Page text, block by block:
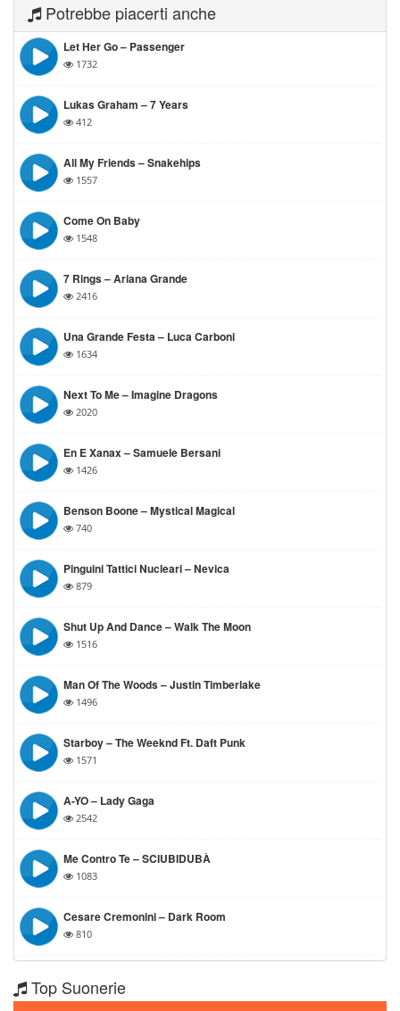
Potrebbe piacerti anche
Let Her Go – Passenger
1732
Lukas Graham – 7 Years
412
All My Friends – Snakehips
1557
Come On Baby
1548
7 Rings – Ariana Grande
2416
Una Grande Festa – Luca Carboni
1634
Next To Me – Imagine Dragons
2020
En E Xanax – Samuele Bersani
1426
Benson Boone – Mystical Magical
740
Pinguini Tattici Nucleari – Nevica
879
Shut Up And Dance – Walk The Moon
1516
Man Of The Woods – Justin Timberlake
1496
Starboy – The Weeknd Ft. Daft Punk
1571
A-YO – Lady Gaga
2542
Me Contro Te – SCIUBIDUBÀ
1083
Cesare Cremonini – Dark Room
810
Top Suonerie